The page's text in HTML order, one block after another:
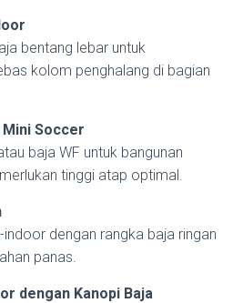
bentang lebar untuk
kolom penghalang di bagian
Mini Soccer
baja WF untuk bangunan
tinggi atap optimal.
dengan rangka baja ringan
panas.
dengan Kanopi Baja